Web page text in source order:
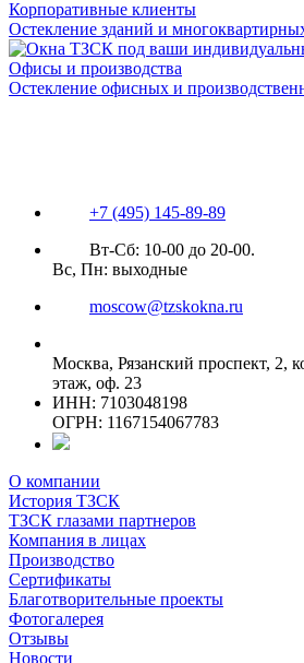
Корпоративные клиенты
Остекление зданий и
Офисы и производства
Остекление офисных и
+7 (495) 145-89-89
Вт-Сб: 10-00 до 20-00.
Вс, Пн: выходные
moscow@tzskokna.ru
Москва, Рязанский проспект, 2,
этаж, оф. 23
ИНН: 7103048198
ОГРН: 1167154067783
О компании
История ТЗСК
ТЗСК глазами партнеров
Компания в лицах
Производство
Сертификаты
Благотворительные проекты
Фотогалерея
Отзывы
Новости